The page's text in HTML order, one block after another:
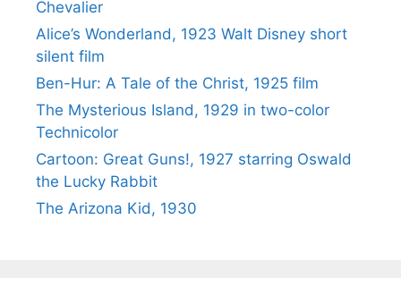
Chevalier
Alice’s Wonderland, 1923 Walt Disney short
silent film
Ben-Hur: A Tale of the Christ, 1925 film
The Mysterious Island, 1929 in two-color
Technicolor
Cartoon: Great Guns!, 1927 starring Oswald
the Lucky Rabbit
The Arizona Kid, 1930